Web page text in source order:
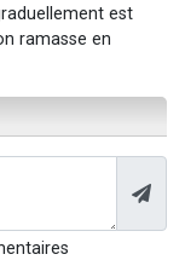
est
ramasse en